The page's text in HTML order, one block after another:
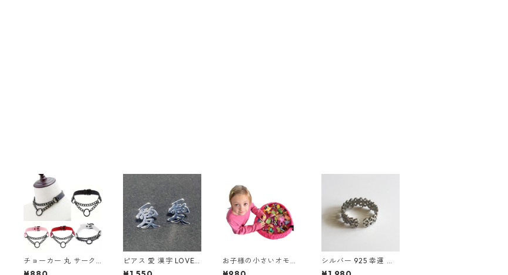
チョーカー 丸 サーク
ル チェーン レザー ブ
ピアス 愛 漢字 LOVE
鏡面 シルバー ユニセ
お子様の小さいオモチ
ャのお片付けのお悩み
シルバー 925 幸運 四
つ葉 クローバー リン